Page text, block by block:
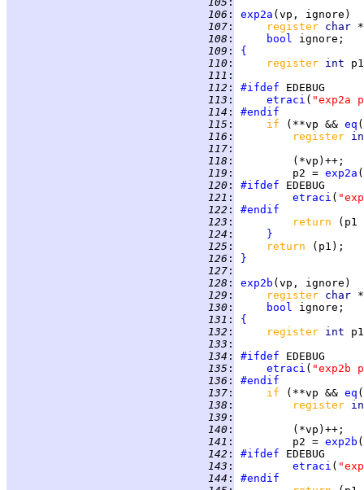
106 : exp2a
107 : register char
108 : bool
109 :
{
110 : register int
111 :
112 : #ifdef
113 : etraci ( "exp2a
114 :
#endif
115 : if (**vp && eq
116 : register
117 :
118 :
119 :
         p2 =
exp2a
120 : #ifdef
121 : etraci (
122 :
#endif
123 :
return
124 :
}
125 : return
126 :
}
127 :
128 : exp2b
129 : register char
130 : bool
131 :
{
132 : register int
133 :
134 : #ifdef
135 : etraci ( "exp2b
136 :
#endif
137 : if (**vp && eq
138 : register
139 :
140 :
141 :
         p2 =
exp2b
142 : #ifdef
143 : etraci (
144 :
#endif